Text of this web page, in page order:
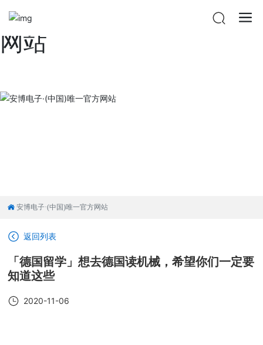
安博电子·(中国)唯一官方
网站
安博电子·(中国)唯一官方网站
返回列表
「德国留学」想去德国读机械，希望你们一定要
知道这些
2020-11-06